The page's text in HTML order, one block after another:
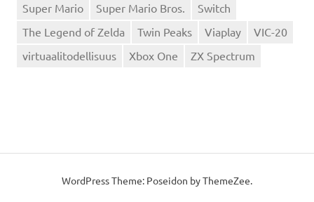
Super Mario
Super Mario Bros.
Switch
The Legend of Zelda
Twin Peaks Viaplay
VIC-20
virtuaalitodellisuus
Xbox One ZX Spectrum
WordPress Theme: Poseidon byThemeZee.